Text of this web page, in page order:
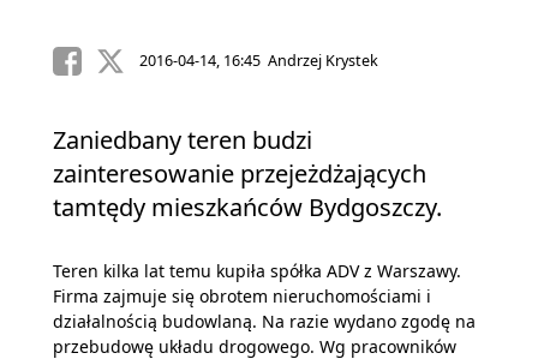
2016-04-14, 16:45 Andrzej Krystek
Zaniedbany teren budzi
zainteresowanie przejeżdżających
tamtędy mieszkańców Bydgoszczy.
Teren kilka lat temu kupiła spółka ADV z Warszawy.
Firma zajmuje się obrotem nieruchomościami i
działalnością budowlaną. Na razie wydano zgodę na
przebudowę układu drogowego. Wg pracowników